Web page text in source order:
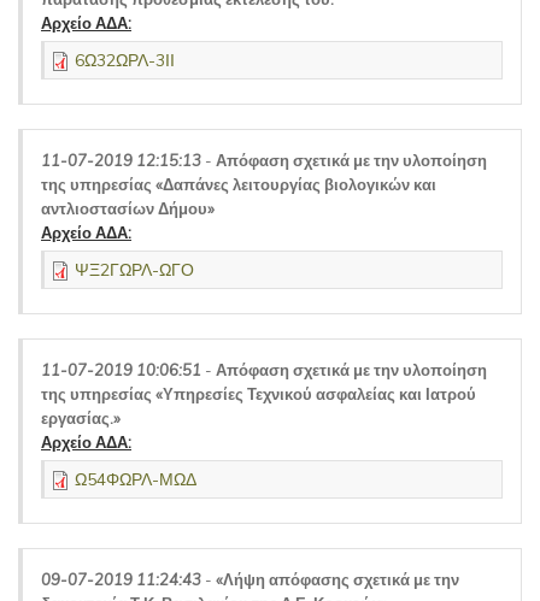
Αρχείο ΑΔΑ:
6Ω32ΩΡΛ-3ΙΙ
11-07-2019 12:15:13 - Απόφαση σχετικά με την υλοποίηση
της υπηρεσίας «Δαπάνες λειτουργίας βιολογικών και
αντλιοστασίων Δήμου»
Αρχείο ΑΔΑ:
ΨΞ2ΓΩΡΛ-ΩΓΟ
11-07-2019 10:06:51 - Απόφαση σχετικά με την υλοποίηση
της υπηρεσίας «Υπηρεσίες Τεχνικού ασφαλείας και Ιατρού
εργασίας.»
Αρχείο ΑΔΑ:
Ω54ΦΩΡΛ-ΜΩΔ
09-07-2019 11:24:43 - «Λήψη απόφασης σχετικά με την